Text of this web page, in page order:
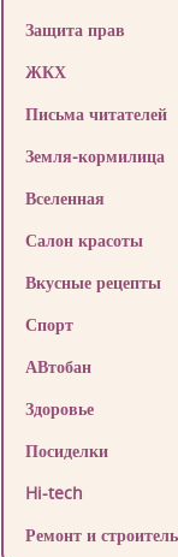
Защита прав
ЖКХ
Письма читателей
Земля-кормилица
Вселенная
Салон красоты
Вкусные рецепты
Спорт
АВтобан
Здоровье
Посиделки
Hi-tech
Ремонт и